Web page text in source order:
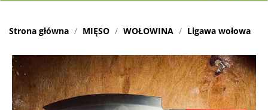
Strona główna MIĘSO WOŁOWINA Ligawa wołowa